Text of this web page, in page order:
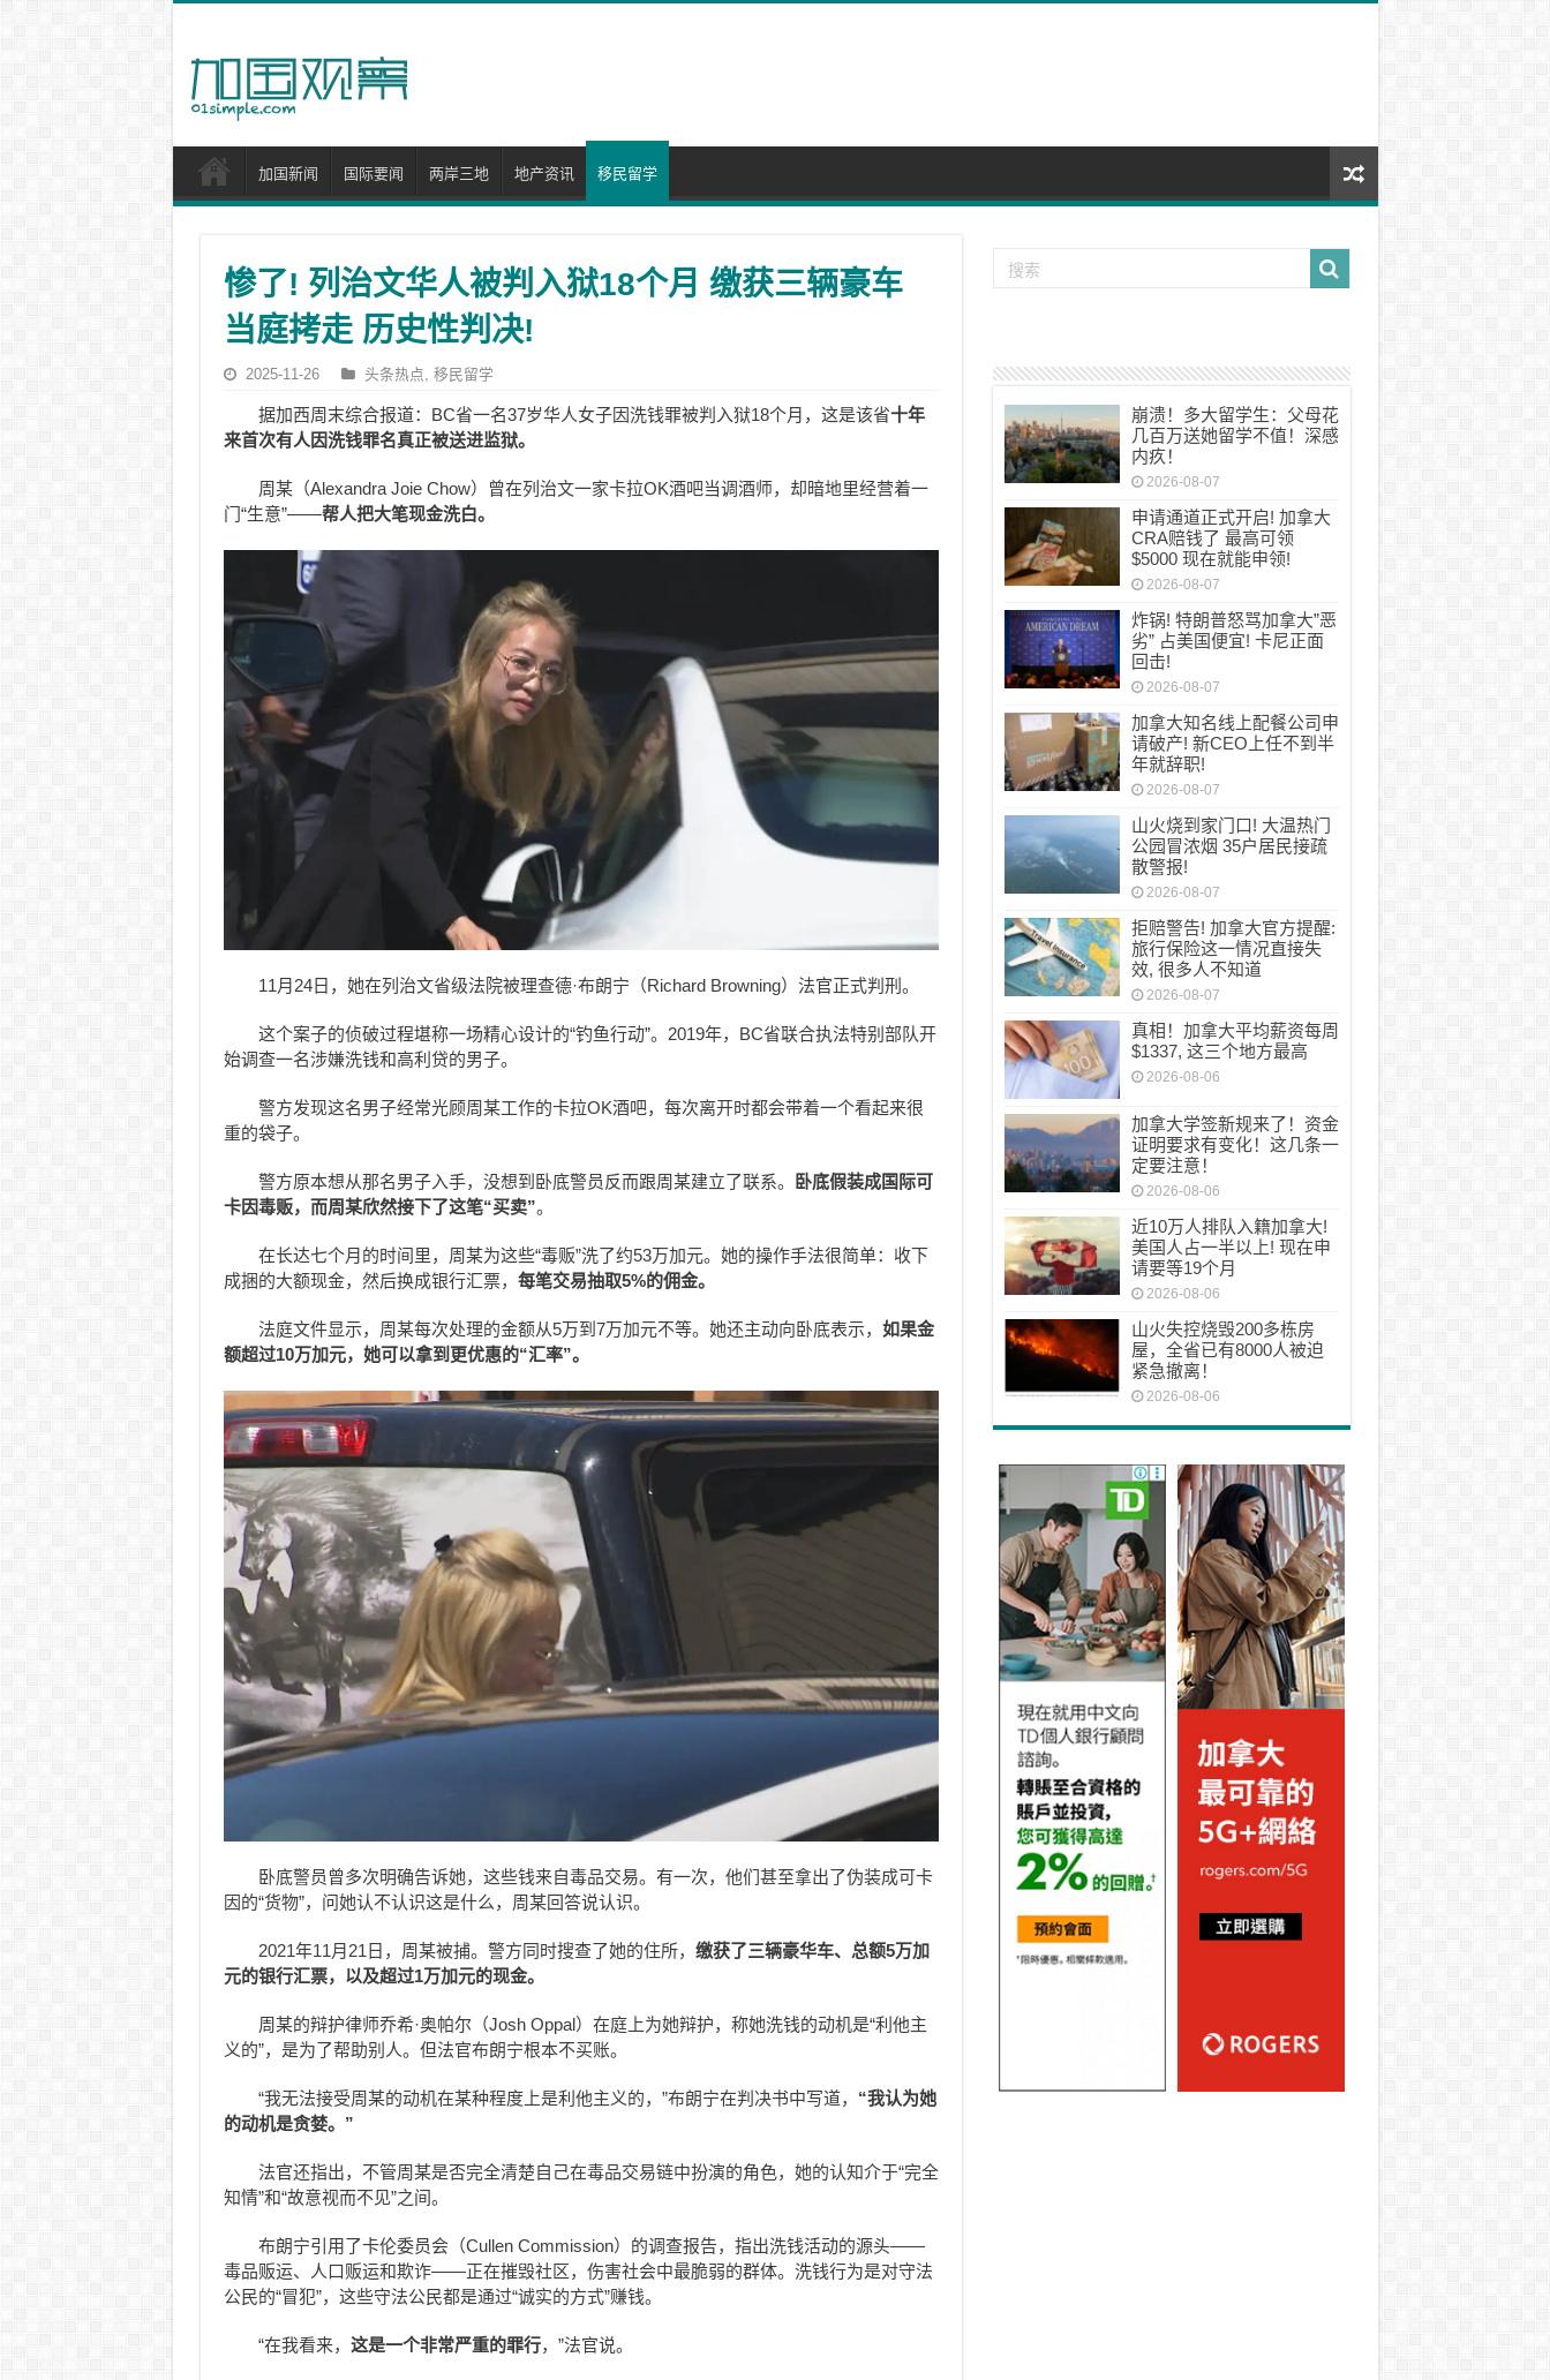
加国新闻 国际要闻 两岸三地 地产资讯 移民留学
惨了! 列治文华人被判入狱18个月 缴获三辆豪车
当庭拷走 历史性判决!
2025-11-26 头条热点, 移民留学
据加西周末综合报道：BC省一名37岁华人女子因洗钱罪被判入狱18个月，这是该省十年
来首次有人因洗钱罪名真正被送进监狱。
周某（Alexandra Joie Chow）曾在列治文一家卡拉OK酒吧当调酒师，却暗地里经营着一
门“生意”——帮人把大笔现金洗白。
11月24日，她在列治文省级法院被理查德·布朗宁（Richard Browning）法官正式判刑。
这个案子的侦破过程堪称一场精心设计的“钓鱼行动”。2019年，BC省联合执法特别部队开
始调查一名涉嫌洗钱和高利贷的男子。
警方发现这名男子经常光顾周某工作的卡拉OK酒吧，每次离开时都会带着一个看起来很
重的袋子。
警方原本想从那名男子入手，没想到卧底警员反而跟周某建立了联系。
卧底假装成国际可
卡因毒贩，而周某欣然接下了这笔“买卖”。
在长达七个月的时间里，周某为这些“毒贩”洗了约53万加元。她的操作手法很简单：收下
成捆的大额现金，然后换成银行汇票， 每笔交易抽取5%的佣金。
法庭文件显示，周某每次处理的金额从5万到7万加元不等。她还主动向卧底表示， 如果金
额超过10万加元，她可以拿到更优惠的“汇率”。
卧底警员曾多次明确告诉她，这些钱来自毒品交易。有一次，他们甚至拿出了伪装成可卡
因的“货物”，问她认不认识这是什么，周某回答说认识。
2021年11月21日，周某被捕。警方同时搜查了她的住所， 缴获了三辆豪华车、总额5万加
元的银行汇票，以及超过1万加元的现金。
周某的辩护律师乔希·奥帕尔（Josh Oppal）在庭上为她辩护，称她洗钱的动机是“利他主
义的”，是为了帮助别人。但法官布朗宁根本不买账。
“我无法接受周某的动机在某种程度上是利他主义的，”布朗宁在判决书中写道， “我认为她
的动机是贪婪。”
法官还指出，不管周某是否完全清楚自己在毒品交易链中扮演的角色，她的认知介于“完全
知情”和“故意视而不见”之间。
布朗宁引用了卡伦委员会（Cullen Commission）的调查报告，指出洗钱活动的源头——
毒品贩运、人口贩运和欺诈——正在摧毁社区，伤害社会中最脆弱的群体。洗钱行为是对守法
公民的“冒犯”，这些守法公民都是通过“诚实的方式”赚钱。
“在我看来， 这是一个非常严重的罪行，”法官说。
崩溃！多大留学生：父母花
几百万送她留学不值！深感
内疚！
2026-08-07
申请通道正式开启! 加拿大
CRA赔钱了 最高可领
$5000 现在就能申领!
2026-08-07
炸锅! 特朗普怒骂加拿大”恶
劣” 占美国便宜! 卡尼正面
回击!
2026-08-07
加拿大知名线上配餐公司申
请破产! 新CEO上任不到半
年就辞职!
2026-08-07
山火烧到家门口! 大温热门
公园冒浓烟 35户居民接疏
散警报!
2026-08-07
拒赔警告! 加拿大官方提醒:
旅行保险这一情况直接失
效, 很多人不知道
2026-08-07
真相！加拿大平均薪资每周
$1337, 这三个地方最高
2026-08-06
加拿大学签新规来了！资金
证明要求有变化！这几条一
定要注意！
2026-08-06
近10万人排队入籍加拿大!
美国人占一半以上! 现在申
请要等19个月
2026-08-06
山火失控烧毁200多栋房
屋，全省已有8000人被迫
紧急撤离！
2026-08-06